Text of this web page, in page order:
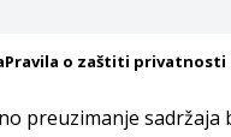
Pravila o zaštiti privatnosti
preuzimanje sadržaja